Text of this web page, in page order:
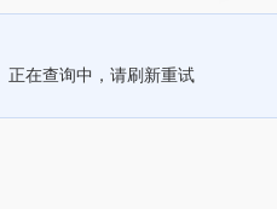
正在查询中，请刷新重试